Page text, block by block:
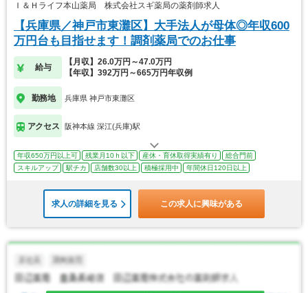
Ｉ＆Ｈライフ本山薬局 株式会社スギ薬局の薬剤師求人
【兵庫県／神戸市東灘区】大手法人が母体◎年収600
万円台も目指せます！調剤薬局でのお仕事
給与
【月収】26.0万円～47.0万円
【年収】392万円～665万円年収例
勤務地 兵庫県 神戸市東灘区
アクセス 阪神本線 深江(兵庫)駅
年収650万円以上可 残業月10ｈ以下 産休・育休取得実績有り
総合門前
スキルアップ
駅チカ 店舗数30以上 積極採用中 年間休日120日以上
求人の詳細を見る この求人に興味がある